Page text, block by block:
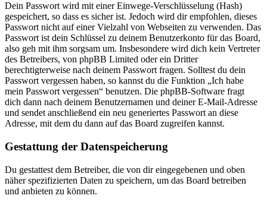
Dein Passwort wird mit einer Einwege-Verschlüsselung (Hash)
gespeichert, so dass es sicher ist. Jedoch wird dir empfohlen, dieses
Passwort nicht auf einer Vielzahl von Webseiten zu verwenden. Das
Passwort ist dein Schlüssel zu deinem Benutzerkonto für das Board,
also geh mit ihm sorgsam um. Insbesondere wird dich kein Vertreter
des Betreibers, von phpBB Limited oder ein Dritter
berechtigterweise nach deinem Passwort fragen. Solltest du dein
Passwort vergessen haben, so kannst du die Funktion „Ich habe
mein Passwort vergessen“ benutzen. Die phpBB-Software fragt
dich dann nach deinem Benutzernamen und deiner E-Mail-Adresse
und sendet anschließend ein neu generiertes Passwort an diese
Adresse, mit dem du dann auf das Board zugreifen kannst.
Gestattung der Datenspeicherung
Du gestattest dem Betreiber, die von dir eingegebenen und oben
näher spezifizierten Daten zu speichern, um das Board betreiben
und anbieten zu können.